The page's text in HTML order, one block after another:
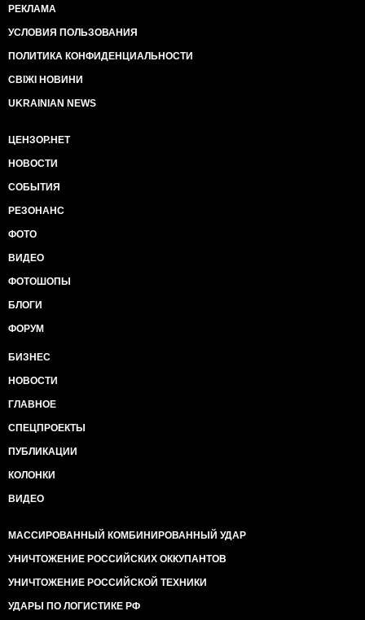
РЕКЛАМА
УСЛОВИЯ ПОЛЬЗОВАНИЯ
ПОЛИТИКА КОНФИДЕНЦИАЛЬНОСТИ
СВІЖІ НОВИНИ
UKRAINIAN NEWS
ЦЕНЗОР.НЕТ
НОВОСТИ
СОБЫТИЯ
РЕЗОНАНС
ФОТО
ВИДЕО
ФОТОШОПЫ
БЛОГИ
ФОРУМ
БИЗНЕС
НОВОСТИ
ГЛАВНОЕ
СПЕЦПРОЕКТЫ
ПУБЛИКАЦИИ
КОЛОНКИ
ВИДЕО
МАССИРОВАННЫЙ КОМБИНИРОВАННЫЙ УДАР
УНИЧТОЖЕНИЕ РОССИЙСКИХ ОККУПАНТОВ
УНИЧТОЖЕНИЕ РОССИЙСКОЙ ТЕХНИКИ
УДАРЫ ПО ЛОГИСТИКЕ РФ